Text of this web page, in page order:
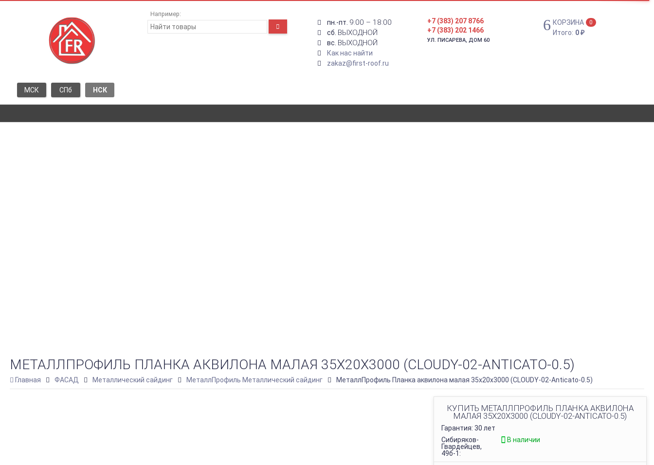
МСК СПб НСК
Например:
пн.-пт. 9:00 – 18:00
сб. ВЫХОДНОЙ
вс. ВЫХОДНОЙ
Как нас найти
zakaz@first-roof.ru
+7 (383) 207 8766
+7 (383) 202 1466
УЛ. ПИСАРЕВА, ДОМ 60
КОРЗИНА 0
Итого: 0₽
МЕТАЛЛПРОФИЛЬ ПЛАНКА АКВИЛОНА МАЛАЯ 35Х20Х3000 (CLOUDY-02-ANTICATO-0.5)
Главная ФАСАД Металлический сайдинг МеталлПрофиль Металлический сайдинг МеталлПрофиль Планка аквилона малая 35х20х3000 (CLOUDY-02-Anticato-0.5)
КУПИТЬ МЕТАЛЛПРОФИЛЬ ПЛАНКА АКВИЛОНА
МАЛАЯ 35Х20Х3000 (CLOUDY-02-ANTICATO-0.5)
Гарантия: 30 лет
Сибиряков-
Гвардейцев,
49б-1:
В наличии